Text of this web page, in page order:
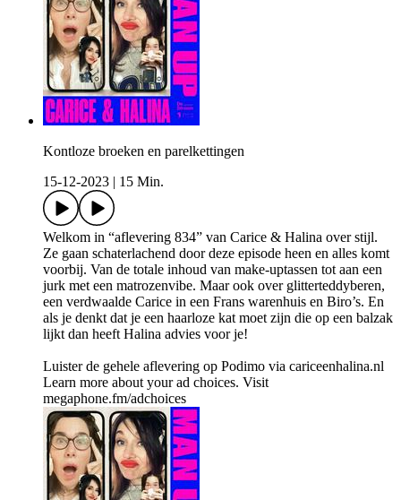
Kontloze broeken en parelkettingen
15-12-2023
15 Min.
Welkom in “aflevering 834” van Carice & Halina over stijl.
Ze gaan schaterlachend door deze episode heen en alles komt
voorbij. Van de totale inhoud van make-uptassen tot aan een
jurk met een matrozenvibe. Maar ook over glitterteddyberen,
een verdwaalde Carice in een Frans warenhuis en Biro’s. En
als je denkt dat je een haarloze kat moet zijn die op een balzak
lijkt dan heeft Halina advies voor je!
Luister de gehele aflevering op Podimo via cariceenhalina.nl
Learn more about your ad choices. Visit
megaphone.fm/adchoices